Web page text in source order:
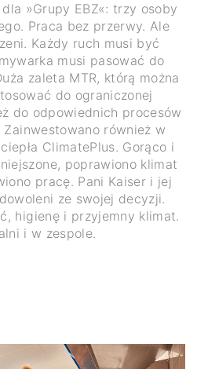
»Grupy EBZ«: trzy osoby
Praca bez przerwy. Ale
Każdy ruch musi być
musi pasować do
zaleta MTR, którą można
do ograniczonej
do odpowiednich procesów
również w
ClimatePlus. Gorąco i
poprawiono klimat
pracę. Pani Kaiser i jej
ze swojej decyzji.
higienę i przyjemny klimat.
i w zespole.